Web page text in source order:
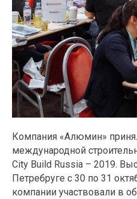
Компания «Алюмин»
международной
City Build Russia – 2019.
Петребруге с 30 по 31
компании участвовали в